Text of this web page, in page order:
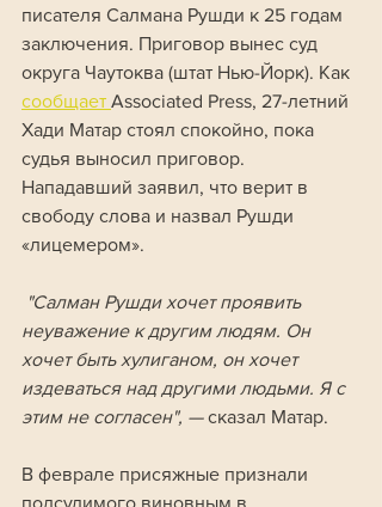
писателя Салмана Рушди к 25 годам
заключения. Приговор вынес суд
округа Чаутоква (штат Нью-Йорк). Как
сообщает Associated Press, 27-летний
Хади Матар стоял спокойно, пока
судья выносил приговор.
Нападавший заявил, что верит в
свободу слова и назвал Рушди
«лицемером».
неуважение к другим людям. Он
хочет быть хулиганом, он хочет
издеваться над другими людьми. Я с
этим не согласен", — сказал Матар.
В феврале присяжные признали